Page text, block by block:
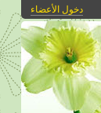
دخول الأعضاء